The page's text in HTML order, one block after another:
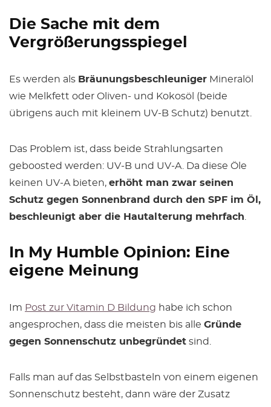
Die Sache mit dem
Vergrößerungsspiegel
Es werden als Bräunungsbeschleuniger Mineralöl
wie Melkfett oder Oliven- und Kokosöl (beide
übrigens auch mit kleinem UV-B Schutz) benutzt.
Das Problem ist, dass beide Strahlungsarten
geboosted werden: UV-B und UV-A. Da diese Öle
keinen UV-A bieten, erhöht man zwar seinen
Schutz gegen Sonnenbrand durch den SPF im Öl,
beschleunigt aber die Hautalterung mehrfach
In My Humble Opinion: Eine
eigene Meinung
Im Post zur Vitamin D Bildung habe ich schon
angesprochen, dass die meisten bis alle Gründe
gegen Sonnenschutz unbegründet sind.
Falls man auf das Selbstbasteln von einem eigenen
Sonnenschutz besteht, dann wäre der Zusatz